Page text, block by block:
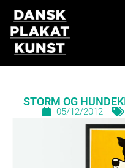
indholdet
STORM OG
05/12/2012